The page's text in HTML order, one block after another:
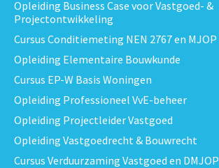
Opleiding Business Case voor Vastgoed- &
Projectontwikkeling
Cursus Conditiemeting NEN 2767 en MJOP
Opleiding Elementaire Bouwkunde
Cursus EP-W Basis Woningen
Opleiding Professioneel VvE-beheer
Opleiding Projectleider Vastgoed
Opleiding Vastgoedrecht & Bouwrecht
Cursus Verduurzaming Vastgoed en DMJOP